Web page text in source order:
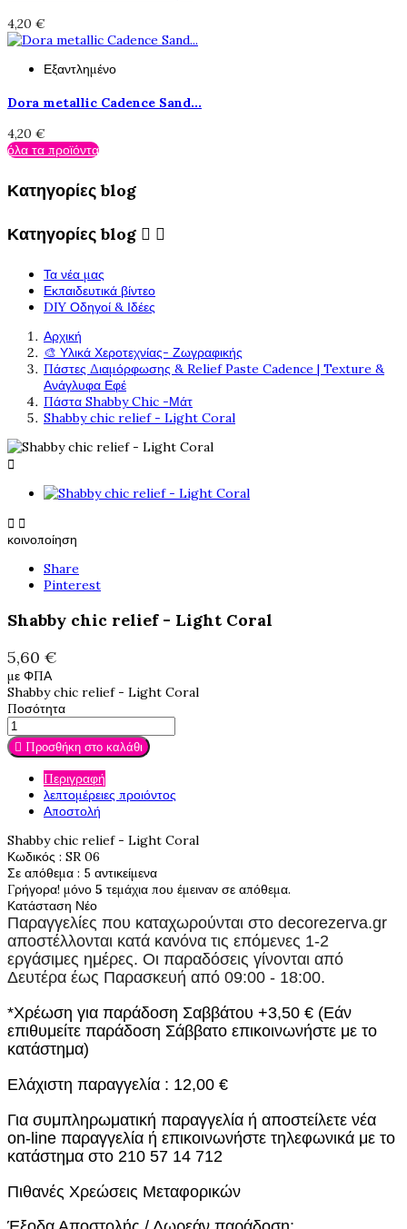
4,20 €
Εξαντλημένο
Dora metallic Cadence Sand...
4,20 €
όλα τα προϊόντα
Κατηγορίες blog
Κατηγορίες blog  
Τα νέα μας
Εκπαιδευτικά βίντεο
DIY Οδηγοί & Ιδέες
Αρχική
🎨 Υλικά Χεροτεχνίας- Ζωγραφικής
Πάστες Διαμόρφωσης & Relief Paste Cadence | Texture &
Ανάγλυφα Εφέ
Πάστα Shabby Chic -Μάτ
Shabby chic relief - Light Coral

 
κοινοποίηση
Share
Pinterest
Shabby chic relief - Light Coral
5,60 €
με ΦΠΑ
Shabby chic relief - Light Coral
Ποσότητα
 Προσθήκη στο καλάθι
Περιγραφή
λεπτομέρειες προιόντος
Αποστολή
Shabby chic relief - Light Coral
Κωδικός : SR 06
Σε απόθεμα : 5 αντικείμενα
Γρήγορα! μόνο 5 τεμάχια που έμειναν σε απόθεμα.
Κατάσταση Νέο
Παραγγελίες που καταχωρούνται στο decorezerva.gr
αποστέλλονται κατά κανόνα τις επόμενες 1-2
εργάσιμες ημέρες. Οι παραδόσεις γίνονται από
Δευτέρα έως Παρασκευή από 09:00 - 18:00.
*Χρέωση για παράδοση Σαββάτου +3,50 € (Εάν
επιθυμείτε παράδοση Σάββατο επικοινωνήστε με το
κατάστημα)
Ελάχιστη παραγγελία : 12,00 €
Για συμπληρωματική παραγγελία ή αποστείλετε νέα
on-line παραγγελία ή επικοινωνήστε τηλεφωνικά με το
κατάστημα στο 210 57 14 712
Πιθανές Χρεώσεις Μεταφορικών